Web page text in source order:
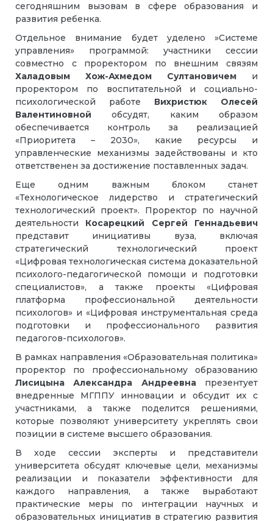
сегодняшним вызовам в сфере образования и
развития ребенка.
Отдельное внимание будет уделено »Системе
управления» программой: участники сессии
совместно с проректором по внешним связям
Халадовым Хож-Ахмедом Султановичем и
проректором по воспитательной и социально-
психологической работе Вихристюк Олесей
Валентиновной обсудят, каким образом
обеспечивается контроль за реализацией
«Приоритета – 2030», какие ресурсы и
управленческие механизмы задействованы и кто
ответственен за достижение поставленных задач.
Еще одним важным блоком станет
«Технологическое лидерство и стратегический
технологический проект». Проректор по научной
деятельности Косарецкий Сергей Геннадьевич
представит инициативы вуза, включая
стратегический технологический проект
«Цифровая технологическая система доказательной
психолого-педагогической помощи и подготовки
специалистов», а также проекты «Цифровая
платформа профессиональной деятельности
психологов» и «Цифровая инструментальная среда
подготовки и профессионального развития
педагогов-психологов».
В рамках направления «Образовательная политика»
проректор по профессиональному образованию
Лисицына Александра Андреевнапрезентует
внедренные МГППУ инновации и обсудит их с
участниками, а также поделится решениями,
которые позволяют университету укреплять свои
позиции в системе высшего образования.
В ходе сессии эксперты и представители
университета обсудят ключевые цели, механизмы
реализации и показатели эффективности для
каждого направления, а также выработают
практические меры по интеграции научных и
образовательных инициатив в стратегию развития